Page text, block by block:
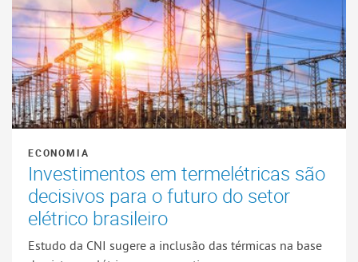
ECONOMIA
Investimentos em termelétricas são
decisivos para o futuro do setor
elétrico brasileiro
Estudo da CNI sugere a inclusão das térmicas na base